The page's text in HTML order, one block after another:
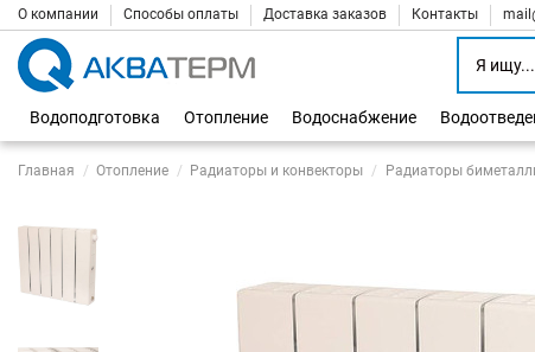
О компании Способы оплаты Доставка заказов Контакты
Водоподготовка
Отопление Водоснабжение
Главная Отопление Радиаторы и конвекторы Радиаторы